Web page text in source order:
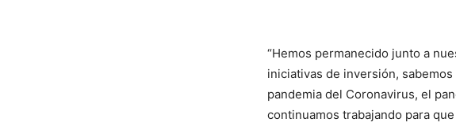
“Hemos permanecido junto a
iniciativas de inversión,
pandemia del Coronavirus, el
continuamos trabajando para